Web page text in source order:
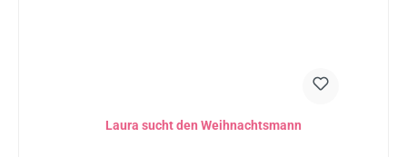
Laura sucht den Weihnachtsmann